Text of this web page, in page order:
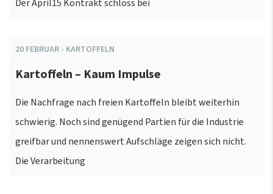
Der April15 Kontrakt schloss bei
20 FEBRUAR - KARTOFFELN
Kartoffeln – Kaum Impulse
Die Nachfrage nach freien Kartoffeln bleibt weiterhin
schwierig. Noch sind genügend Partien für die Industrie
greifbar und nennenswert Aufschläge zeigen sich nicht.
Die Verarbeitung